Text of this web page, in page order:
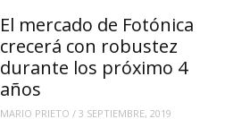
El mercado de Fotónica
crecerá con robustez
durante los próximo 4
años
MARIO PRIETO /3 SEPTIEMBRE, 2019